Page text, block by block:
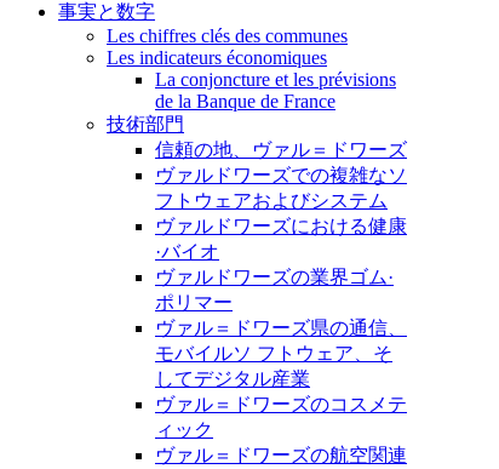
事実と数字
Les chiffres clés des communes
Les indicateurs économiques
La conjoncture et les prévisions
de la Banque de France
技術部門
信頼の地、ヴァル＝ドワーズ
ヴァルドワーズでの複雑なソ
フトウェアおよびシステム
ヴァルドワーズにおける健康
·バイオ
ヴァルドワーズの業界ゴム·
ポリマー
ヴァル＝ドワーズ県の通信、
モバイルソ フトウェア、そ
してデジタル産業
ヴァル＝ドワーズのコスメテ
ィック
ヴァル＝ドワーズの航空関連